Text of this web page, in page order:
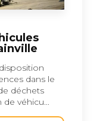
dans le
déchets
véhicu...